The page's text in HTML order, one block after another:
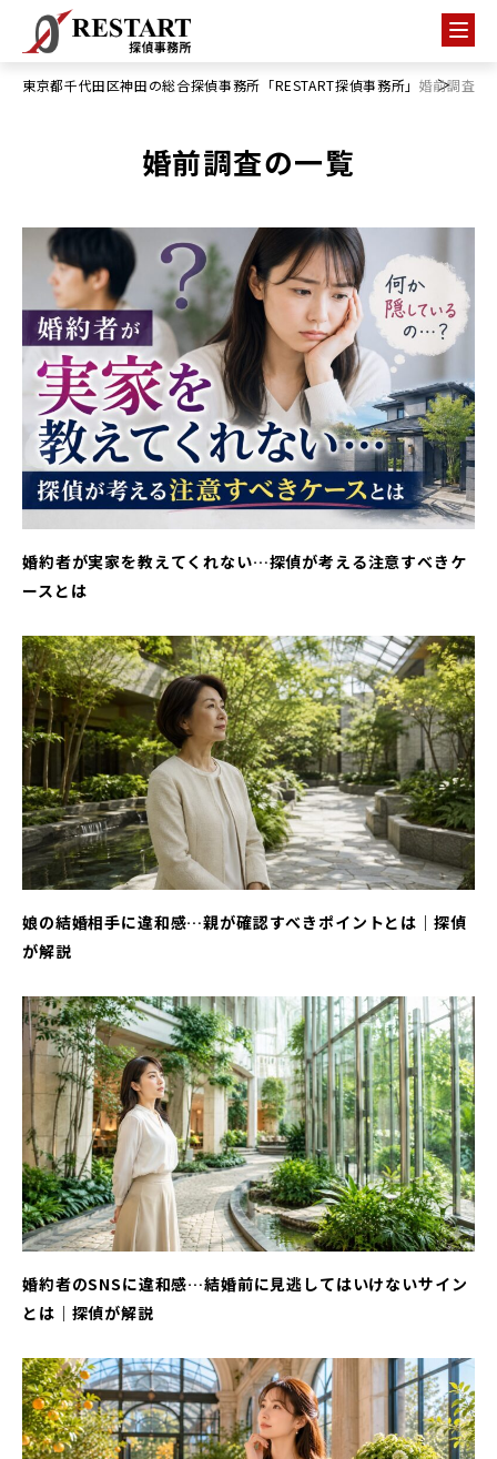
東京都千代田区神田の総合探偵事務所「RESTART探偵事務所」 婚前調査
婚前調査の一覧
婚約者が実家を教えてくれない…探偵が考える注意すべきケ
ースとは
娘の結婚相手に違和感…親が確認すべきポイントとは｜探偵
が解説
婚約者のSNSに違和感…結婚前に見逃してはいけないサイン
とは｜探偵が解説